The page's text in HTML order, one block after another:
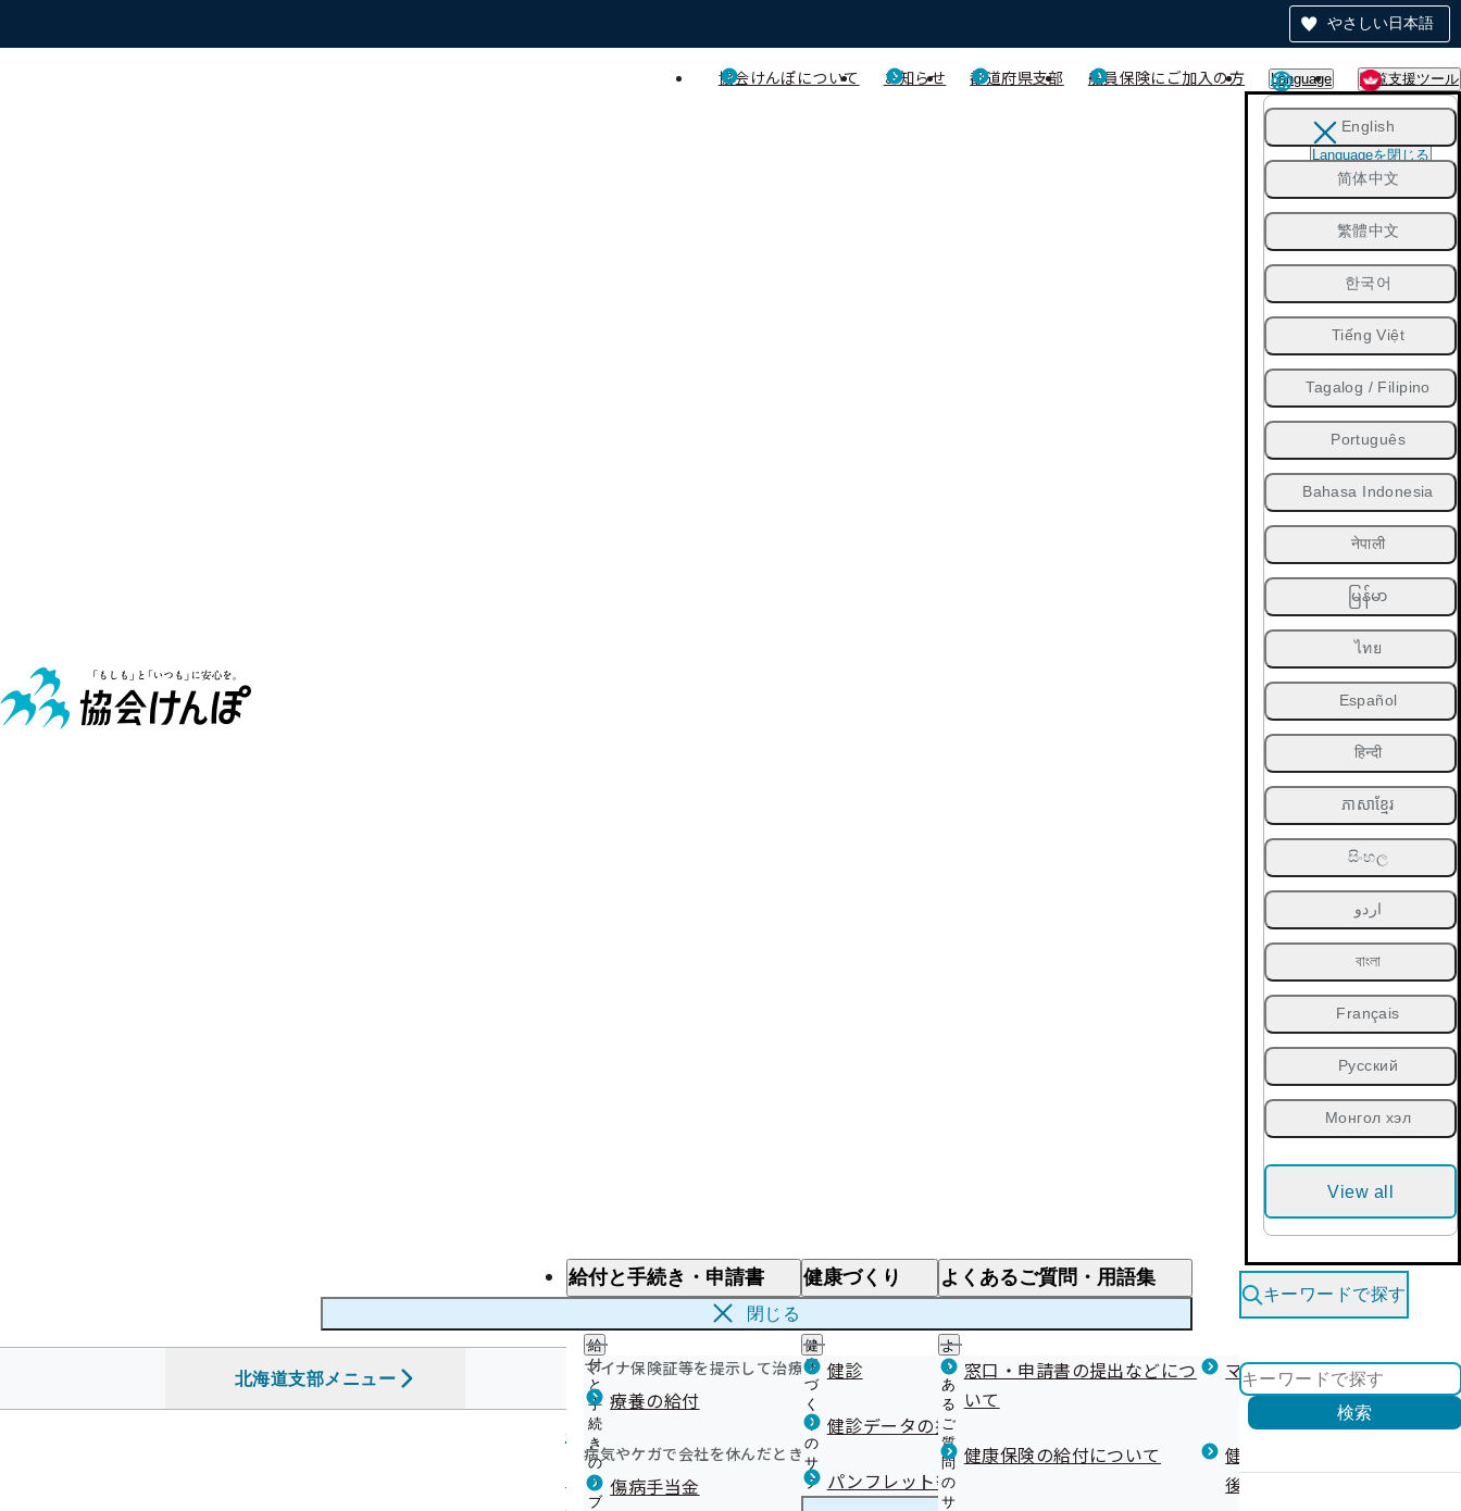
やさしい日本語
協会けんぽについて お知らせ 都道府県支部 船員保険にご加入の方 Language 閲覧支援ツール
English
简体中文
繁體中文
한국어
Tiếng Việt
Tagalog / Filipino
Português
Bahasa Indonesia
नेपाली
မြန်မာ
ไทย
Español
हिन्दी
ភាសាខ្មែរ
සිංහල
اردو
বাংলা
Français
Русский
Монгол хэл
View all
Languageを閉じる
給付と手続き・申請書
給付と手続き
給
付
と
手
続
き
の
サ
ブ
マイナ保険証等を提示して治療を受けるとき
療養の給付
医療費が高額になりそう・なったとき
限度額適用認定・高額療養費・高額介護合算
病気やケガで会社を休んだとき
傷病手当金
医療費の全額を負担したとき
健康づくり
健
康
づ
く
り
の
サ
ブ
メ
健診 健診を受けた後の健康づくり
健診データの提供について 健康宣言（コラボヘルス）
パンフレット等（広報） 健康づくりコラム
よくあるご質問・用語集
よ
く
あ
る
ご
質
問
の
サ
窓口・申請書の提出などにつ
いて
マイナ保険証等関連について
健康保険の給付について
健康保険任意継続制度（退職
後の健康保険）について
閉じる
キーワードで探す
検索
北海道支部メニュー
を開く
北海道支部
北海道支部からのお知らせ